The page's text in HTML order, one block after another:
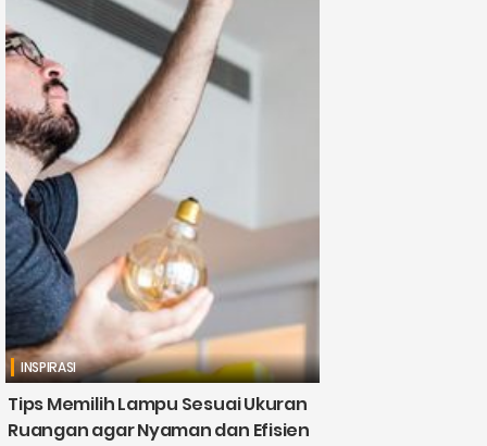
INSPIRASI
Tips Memilih Lampu Sesuai Ukuran
Ruangan agar Nyaman dan Efisien